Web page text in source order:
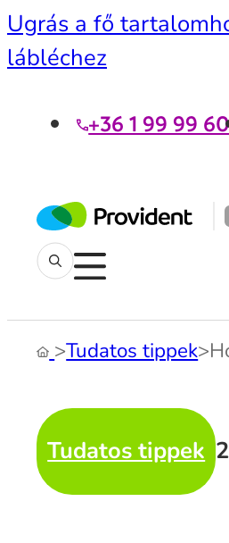
Ugrás a fő
lábléchez
+36 1 99 99
>Tudatos tippek>
Tudatos tippek